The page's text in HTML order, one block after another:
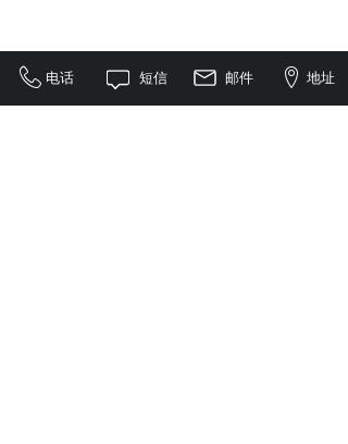
< 1 >
电话 短信 邮件 地址